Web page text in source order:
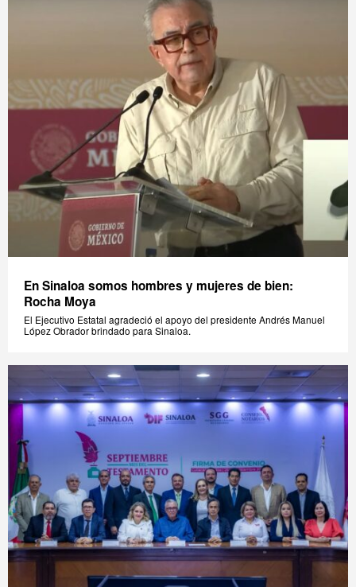
En Sinaloa somos hombres y mujeres de bien:
Rocha Moya
El Ejecutivo Estatal agradeció el apoyo del presidente Andrés Manuel
López Obrador brindado para Sinaloa.